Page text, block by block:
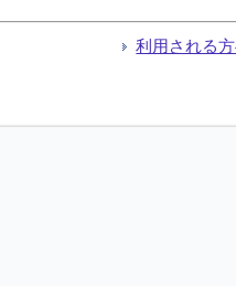
利用される